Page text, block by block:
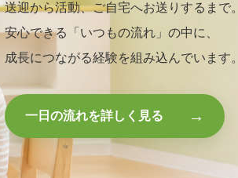
送迎から活動、ご自宅へお送りするまで。
安心できる「いつもの流れ」の中に、
成長につながる経験を組み込んでいます。
一日の流れを詳しく見る →